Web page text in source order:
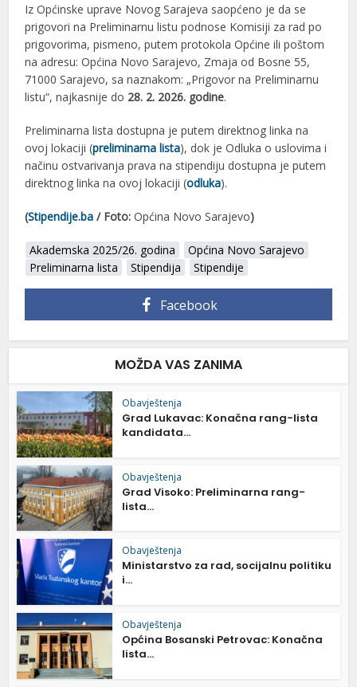
Iz Općinske uprave Novog Sarajeva saopćeno je da se
prigovori na Preliminarnu listu podnose Komisiji za rad po
prigovorima, pismeno, putem protokola Općine ili poštom
na adresu: Općina Novo Sarajevo, Zmaja od Bosne 55,
71000 Sarajevo, sa naznakom: „Prigovor na Preliminarnu
listu“, najkasnije do 28. 2. 2026. godine.
Preliminarna lista dostupna je putem direktnog linka na
ovoj lokaciji (preliminarna lista), dok je Odluka o uslovima i
načinu ostvarivanja prava na stipendiju dostupna je putem
direktnog linka na ovoj lokaciji (odluka).
(Stipendije.ba / Foto:Općina Novo Sarajevo)
Akademska 2025/26. godina
Općina Novo Sarajevo
Preliminarna lista
Stipendija Stipendije
Facebook
MOŽDA VAS ZANIMA
Obavještenja
Grad Lukavac: Konačna rang-lista
kandidata...
Obavještenja
Grad Visoko: Preliminarna rang-
lista...
Obavještenja
Ministarstvo za rad, socijalnu politiku
i...
Obavještenja
Općina Bosanski Petrovac: Konačna
lista...